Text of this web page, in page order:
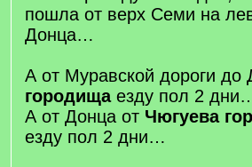
пошла от верх Семи на
Донца…
А от Муравской дороги
городищаезду пол 2
А от Донца от Чюгуева
езду пол 2 дни…